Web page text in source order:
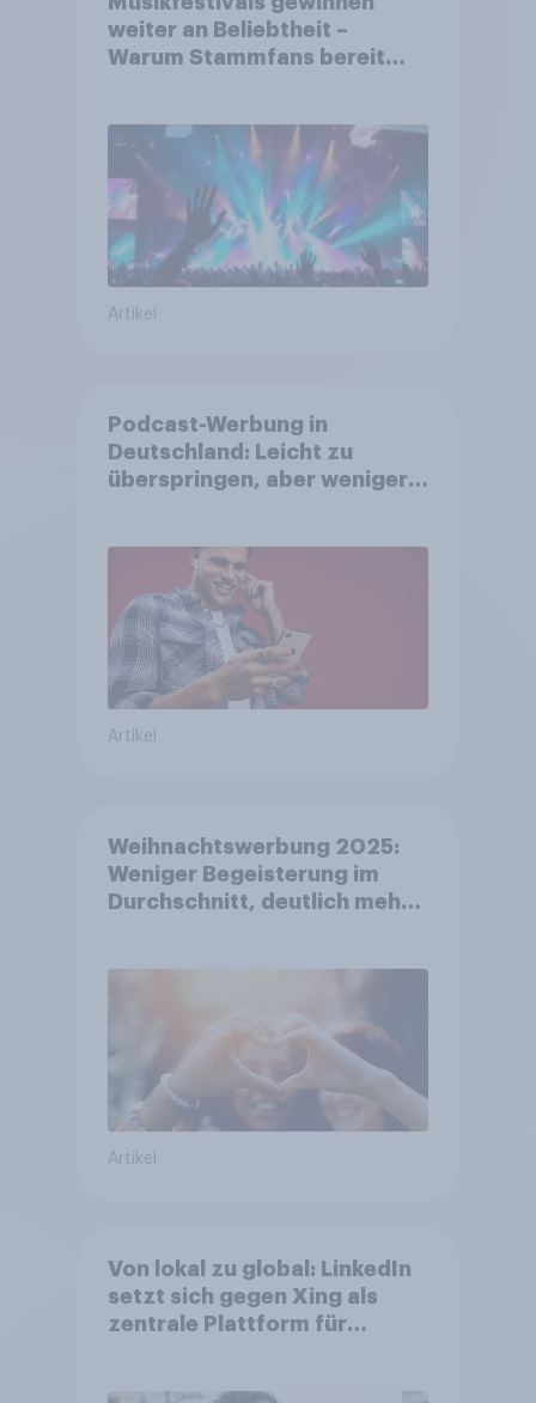
weiter an Beliebtheit –
Warum Stammfans bereit
Artikel
Podcast-Werbung in
Deutschland: Leicht zu
überspringen, aber weniger
Artikel
Weihnachtswerbung 2025:
Weniger Begeisterung im
Durchschnitt, deutlich mehr
Artikel
Von lokal zu global: LinkedIn
setzt sich gegen Xing als
zentrale Plattform für